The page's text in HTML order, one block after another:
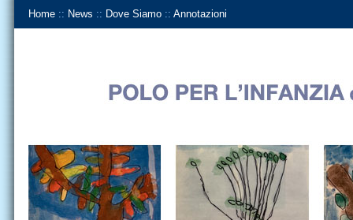
Home :: News :: Dove Siamo :: Annotazioni